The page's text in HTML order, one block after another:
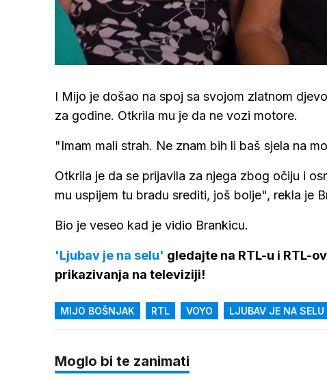
Upali
zvuk
/
Loaded:
28.26%
I Mijo je došao na spoj sa svojom zlatnom
za godine. Otkrila mu je da ne vozi motore.
"Imam mali strah. Ne znam bih li baš sjela na
Otkrila je da se prijavila za njega zbog očiju i
mu uspijem tu bradu srediti, još bolje", rekla je
Bio je veseo kad je vidio Brankicu.
'Ljubav je na selu' gledajte na RTL-u i RTL-
prikazivanja na televiziji!
MIJO BOŠNJAK RTL VOYO LJUBAV JE NA SELU
Moglo bi te zanimati